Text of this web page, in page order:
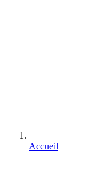
Accueil